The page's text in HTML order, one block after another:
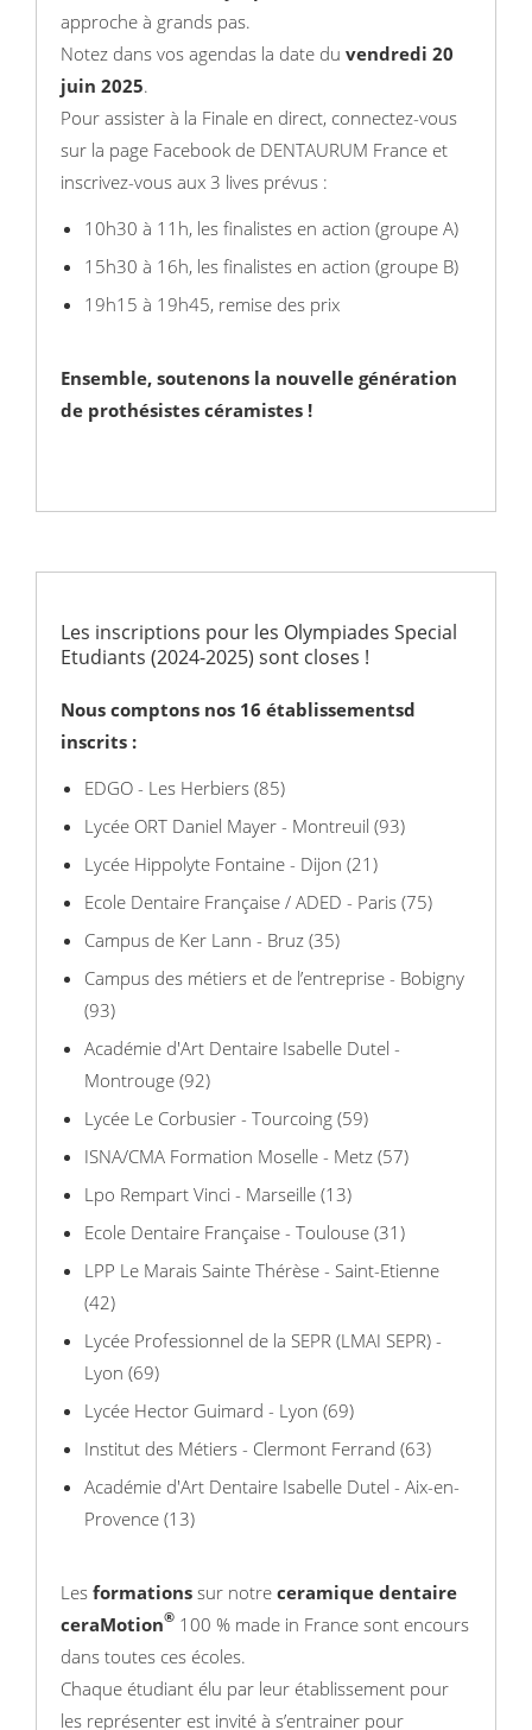
approche à grands pas.
Notez dans vos agendas la date du vendredi 20
juin 2025.
Pour assister à la Finale en direct, connectez-vous
sur la page Facebook de DENTAURUM France et
inscrivez-vous aux 3 lives prévus :
10h30 à 11h, les finalistes en action (groupe A)
15h30 à 16h, les finalistes en action (groupe B)
19h15 à 19h45, remise des prix
Ensemble, soutenons la nouvelle génération
de prothésistes céramistes !
Les inscriptions pour les Olympiades Special
Etudiants (2024-2025) sont closes !
Nous comptons nos 16 établissementsd
inscrits :
EDGO - Les Herbiers (85)
Lycée ORT Daniel Mayer - Montreuil (93)
Lycée Hippolyte Fontaine - Dijon (21)
Ecole Dentaire Française / ADED - Paris (75)
Campus de Ker Lann - Bruz (35)
Campus des métiers et de l’entreprise - Bobigny
(93)
Académie d'Art Dentaire Isabelle Dutel -
Montrouge (92)
Lycée Le Corbusier - Tourcoing (59)
ISNA/CMA Formation Moselle - Metz (57)
Lpo Rempart Vinci - Marseille (13)
Ecole Dentaire Française - Toulouse (31)
LPP Le Marais Sainte Thérèse - Saint-Etienne
(42)
Lycée Professionnel de la SEPR (LMAI SEPR) -
Lyon (69)
Lycée Hector Guimard - Lyon (69)
Institut des Métiers - Clermont Ferrand (63)
Académie d'Art Dentaire Isabelle Dutel - Aix-en-
Provence (13)
Les formations sur notre ceramique dentaire
ceraMotion® 100 % made in France sont encours
dans toutes ces écoles.
Chaque étudiant élu par leur établissement pour
les représenter est invité à s’entrainer pour